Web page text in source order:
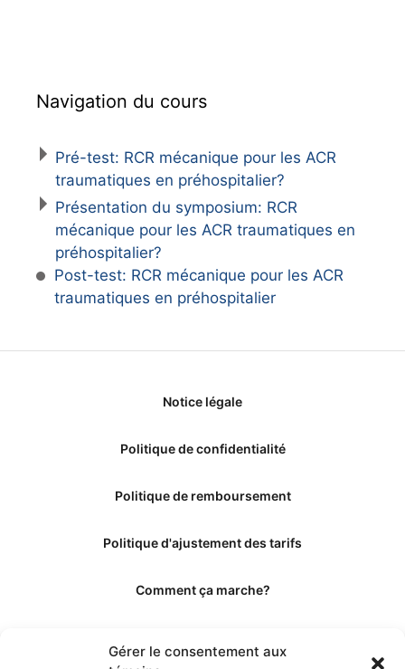
Gérer le consentement aux
Navigation du cours
Pré-test: RCR mécanique pour les ACR
traumatiques en préhospitalier?
Présentation du symposium: RCR
mécanique pour les ACR traumatiques en
préhospitalier?
Post-test: RCR mécanique pour les ACR
traumatiques en préhospitalier
Notice légale
Politique de confidentialité
Politique de remboursement
Politique d'ajustement des tarifs
Comment ça marche?